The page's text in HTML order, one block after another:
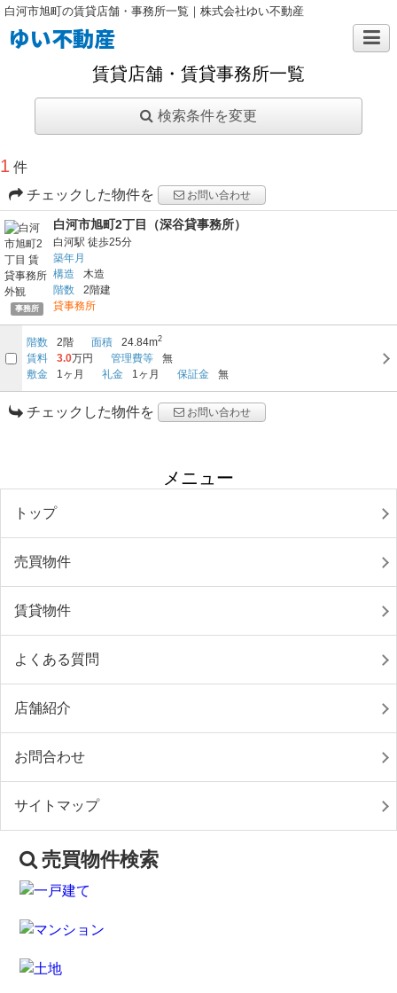
白河市旭町の賃貸店舗・事務所一覧｜株式会社ゆい不動産
ゆい不動産
賃貸店舗・賃貸事務所一覧
検索条件を変更
1 件
チェックした物件を
お問い合わせ
事務所
白河市旭町2丁目（深谷貸事務所）
白河駅 徒歩25分
築年月
構造
木造
階数
2階建
貸事務所
階数 2階 面積 24.84m2
賃料 3.0万円 管理費等
無
敷金
1ヶ月 礼金 1ヶ月 保証金 無
チェックした物件を お問い合わせ
メニュー
トップ
売買物件
賃貸物件
よくある質問
店舗紹介
お問合わせ
サイトマップ
売買物件検索